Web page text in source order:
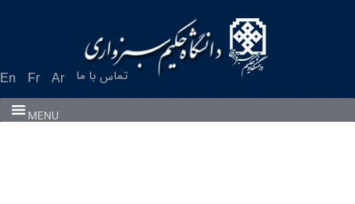
En Fr Ar تماس با ما
MENU